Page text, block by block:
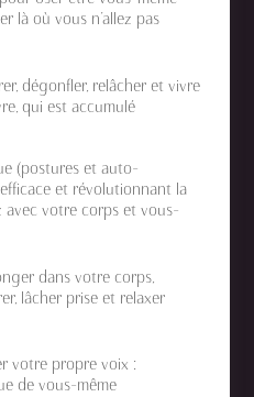
là où vous n’allez pas
dégonfler, relâcher et vivre
qui est accumulé
(postures et auto-
et révolutionnant la
avec votre corps et vous-
dans votre corps,
lâcher prise et relaxer
votre propre voix :
de vous-même